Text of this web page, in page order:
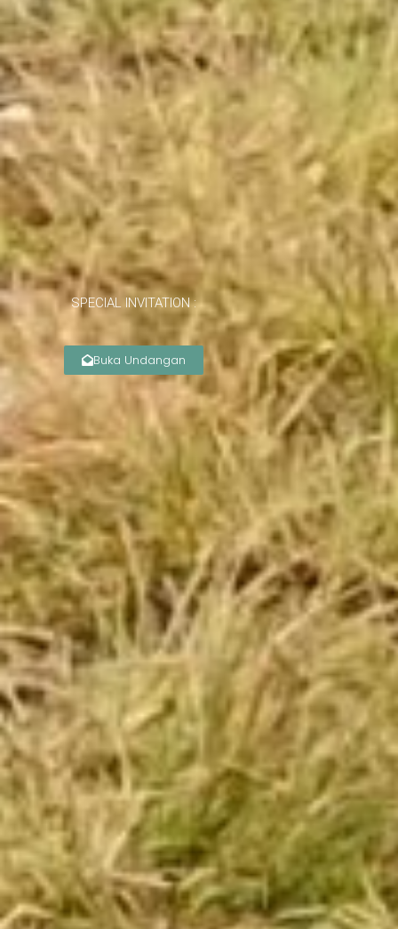
SPECIAL INVITATION :
Buka Undangan